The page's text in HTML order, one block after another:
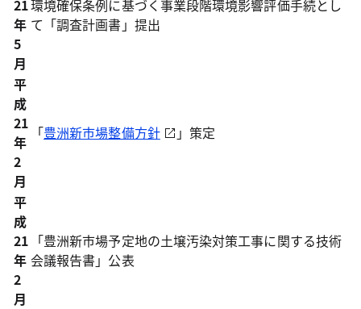
21
年
5
月
環境確保条例に基づく事業段階環境影響評価手続とし
て「調査計画書」提出
平
成
21
年
2
月
「豊洲新市場整備方針 」策定
平
成
21
年
2
月
「豊洲新市場予定地の土壌汚染対策工事に関する技術
会議報告書」公表